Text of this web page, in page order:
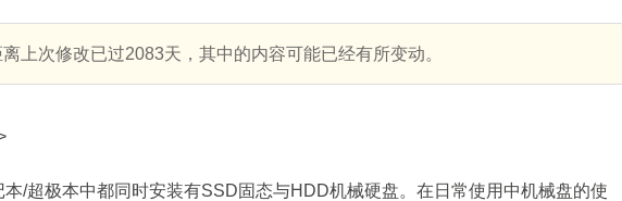
上次修改已过2083天，其中的内容可能已经有所变动。
/超极本中都同时安装有SSD固态与HDD机械硬盘。在日常使用中机械盘的使